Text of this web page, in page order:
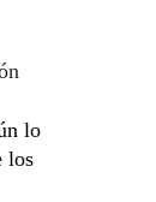
lo
los